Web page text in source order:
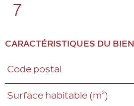
7
CARACTÉRISTIQUES DU BIEN
Caractéristiques
Code postal
Surface habitable (m²)